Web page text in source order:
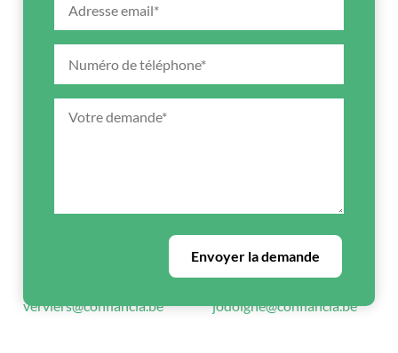
Verviers
Rue Fernand Houget, 19/1
verviers@confiancia.be
Jodoigne
B-1370 Jodoigne
jodoigne@confiancia.be